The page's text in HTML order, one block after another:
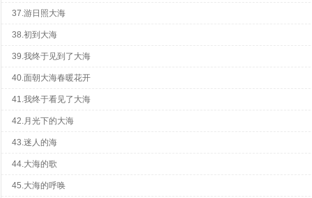
37.游日照大海
38.初到大海
39.我终于见到了大海
40.面朝大海春暖花开
41.我终于看见了大海
42.月光下的大海
43.迷人的海
44.大海的歌
45.大海的呼唤